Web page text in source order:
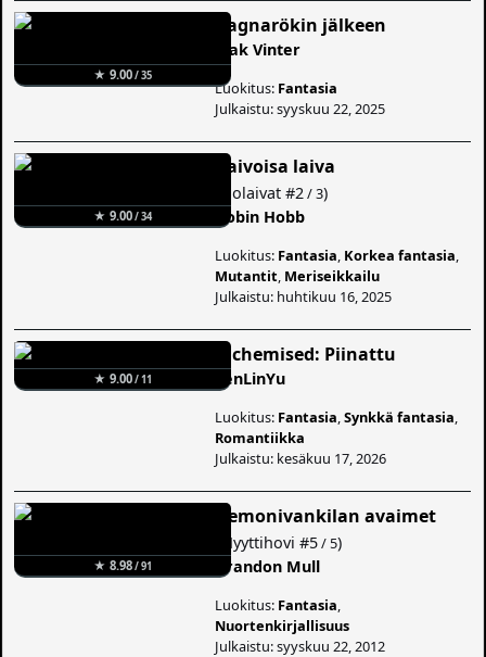
★ 9.00/ 35
Ragnarökin jälkeen
Isak Vinter
Luokitus: Fantasia
Julkaistu: syyskuu 22, 2025
★ 9.00/ 34
Raivoisa laiva
Elolaivat #2 / 3)
Robin Hobb
Luokitus: Fantasia Korkea fantasia
Mutantit Meriseikkailu
Julkaistu: huhtikuu 16, 2025
★ 9.00/ 11
Alchemised: Piinattu
SenLinYu
Luokitus: Fantasia ,Synkkä fantasia
Romantiikka
Julkaistu: kesäkuu 17, 2026
★ 8.98/ 91
Demonivankilan avaimet
Myyttihovi #5/ 5)
Brandon Mull
Luokitus: Fantasia
Nuortenkirjallisuus
Julkaistu: syyskuu 22, 2012